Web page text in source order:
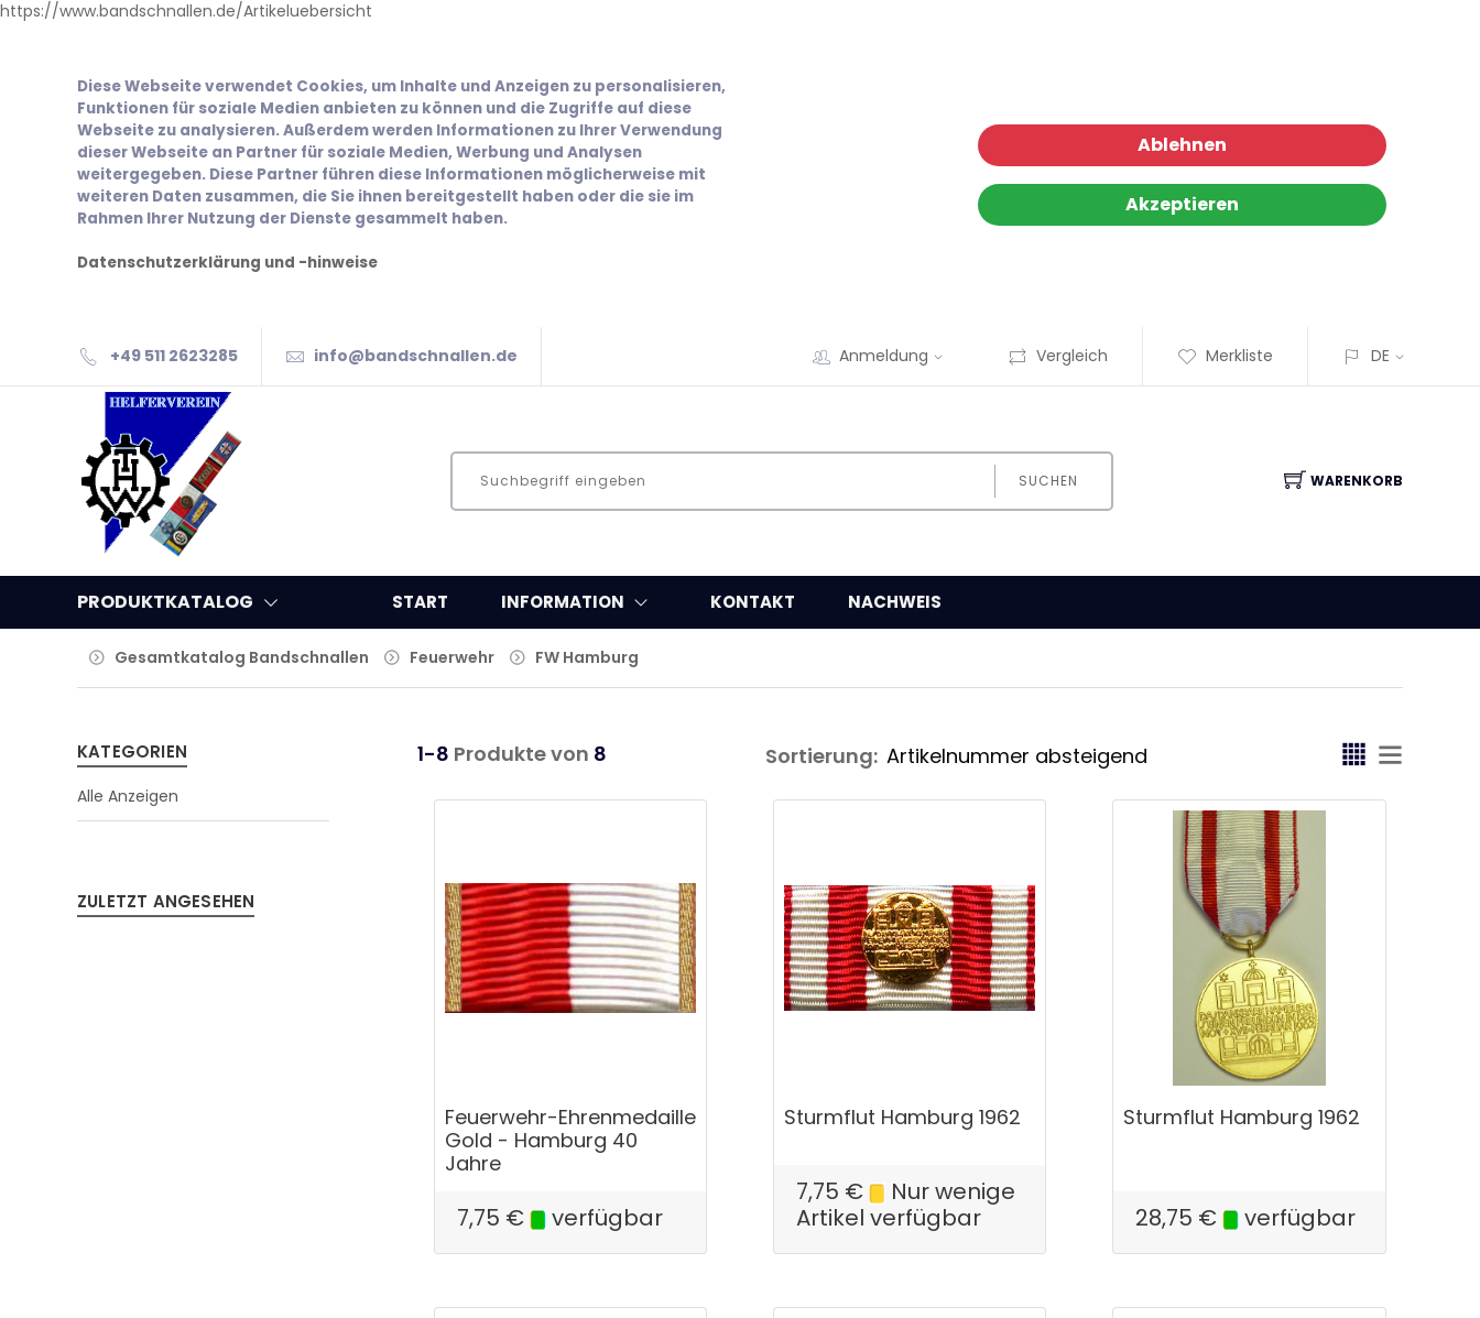
https://www.bandschnallen.de/Artikeluebersicht
Diese Webseite verwendet Cookies, um Inhalte und Anzeigen zu personalisieren,
Funktionen für soziale Medien anbieten zu können und die Zugriffe auf diese
Webseite zu analysieren. Außerdem werden Informationen zu Ihrer Verwendung
dieser Webseite an Partner für soziale Medien, Werbung und Analysen
weitergegeben. Diese Partner führen diese Informationen möglicherweise mit
weiteren Daten zusammen, die Sie ihnen bereitgestellt haben oder die sie im
Rahmen Ihrer Nutzung der Dienste gesammelt haben.
Datenschutzerklärung und -hinweise
Ablehnen
Akzeptieren
+49 511 2623285 info@bandschnallen.de Anmeldung Vergleich Merkliste DE
SUCHEN WARENKORB
PRODUKTKATALOG START INFORMATION KONTAKT NACHWEIS
Gesamtkatalog Bandschnallen Feuerwehr FW Hamburg
KATEGORIEN
Alle Anzeigen
ZULETZT ANGESEHEN
1-8 Produkte von 8 Sortierung:
Feuerwehr-Ehrenmedaille
Gold - Hamburg 40
Jahre
7,75 € verfügbar
Sturmflut Hamburg 1962
7,75 €
Nur wenige
Artikel verfügbar
Sturmflut Hamburg 1962
28,75 € verfügbar